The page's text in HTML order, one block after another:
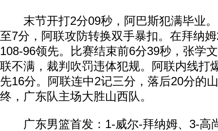
末节开打2分09秒，阿巴斯犯满毕业。
至7分，阿联攻防转换双手暴扣。在拜纳
108-96领先。比赛结束前6分39秒，张学
联不满，裁判吹罚违体犯规。阿联内线打
先16分。阿联连中2记三分，落后20分的
终，广东队主场大胜山西队。
广东男篮首发：1-威尔-拜纳姆、3-高